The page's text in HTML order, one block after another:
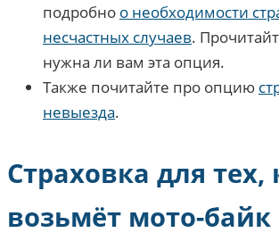
подробно о необходимости
несчастных случаев.
нужна ли вам эта опция.
Также почитайте про опцию
невыезда.
Страховка для тех,
возьмёт мото-байк